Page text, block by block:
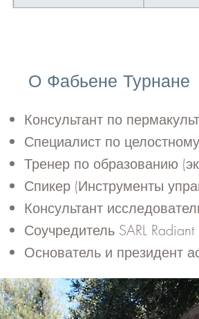
О Фабьене Турнане
Консультант по
Специалист по
Тренер по образованию
Спикер (Инструменты
Консультант
Соучредитель SARL
Основатель и президент